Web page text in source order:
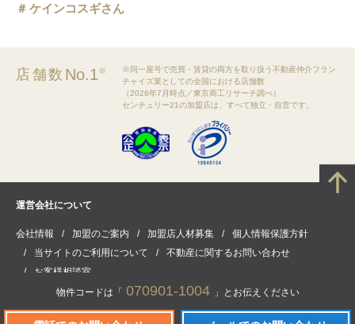
物件コードは「 070901-1004 」とお伝えください
ケインコスギさん
店舗数 No.1※
※同一屋号で売買・賃貸の両方を取り扱う不動産仲介フラン
チャイズ業としての全国における店舗数
（2026年7月時点／東京商工リサーチ調べ）
センチュリー21の加盟店は、すべて独立・自営です。
運営会社について
会社情報 加盟のご案内 加盟店人材募集
個人情報保護方針
当サイトのご利用について
不動産に関するお問い合わせ
お客様相談室